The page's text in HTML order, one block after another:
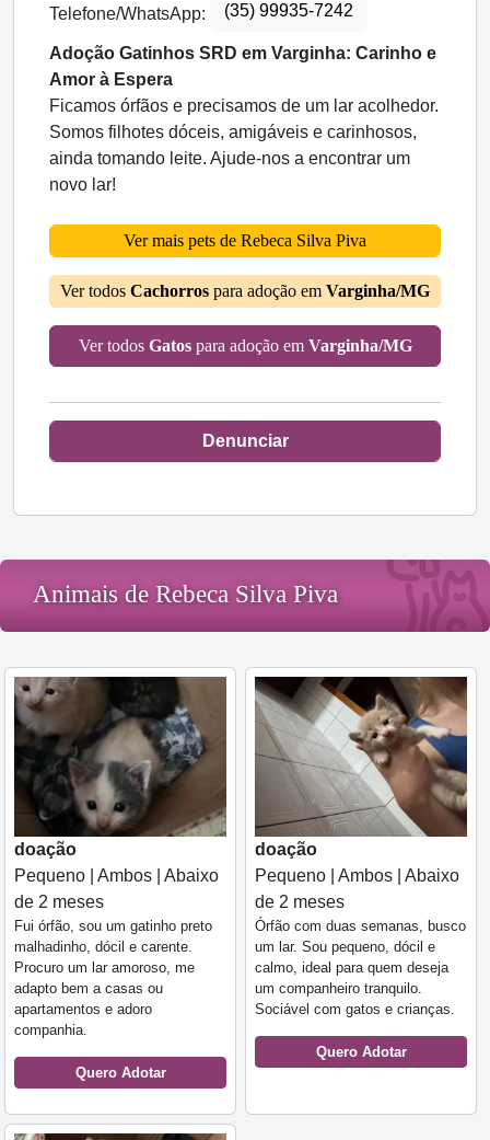
Telefone/WhatsApp: (35) 99935-7242
Adoção Gatinhos SRD em Varginha: Carinho e
Amor à Espera
Ficamos órfãos e precisamos de um lar acolhedor.
Somos filhotes dóceis, amigáveis e carinhosos,
ainda tomando leite. Ajude-nos a encontrar um
novo lar!
Ver mais pets de Rebeca Silva Piva
Ver todos Cachorros para adoção em Varginha/MG
Ver todos Gatospara adoção em Varginha/MG
Denunciar
Animais de Rebeca Silva Piva
doação
Pequeno | Ambos | Abaixo
de 2 meses
Fui órfão, sou um gatinho preto
malhadinho, dócil e carente.
Procuro um lar amoroso, me
adapto bem a casas ou
apartamentos e adoro
companhia.
Quero Adotar
doação
Pequeno | Ambos | Abaixo
de 2 meses
Órfão com duas semanas, busco
um lar. Sou pequeno, dócil e
calmo, ideal para quem deseja
um companheiro tranquilo.
Sociável com gatos e crianças.
Quero Adotar